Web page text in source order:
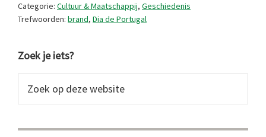
Categorie: Cultuur & Maatschappij, Geschiedenis
Trefwoorden: brand, Dia de Portugal
Primaire
Sidebar
Zoek je iets?
op
website